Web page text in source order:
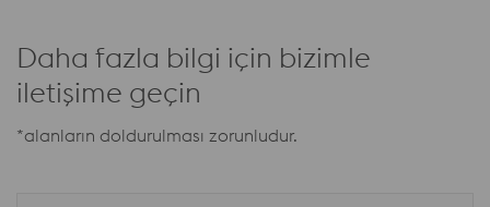
Daha fazla bilgi için bizimle
iletişime geçin
*alanların doldurulması zorunludur.